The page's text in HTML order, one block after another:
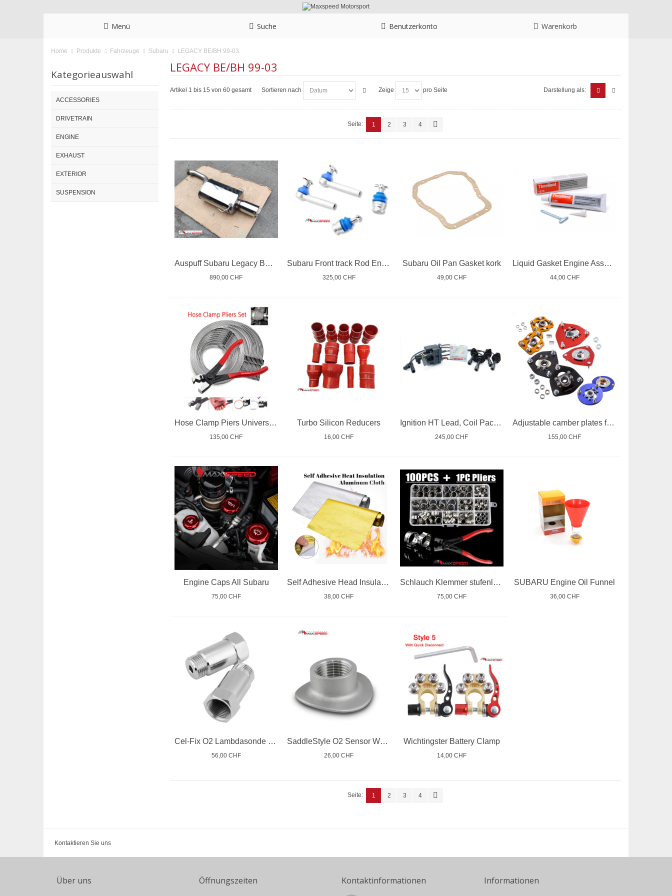
Menü Suche Benutzerkonto Warenkorb
Home Produkte Fahrzeuge Subaru LEGACY BE/BH 99-03
LEGACY BE/BH 99-03
Artikel 1 bis 15 von 60 gesamt Sortieren nach Zeige pro Seite Darstellung als:
Seite: 1 2 3 4
Auspuff Subaru Legacy BH 2.5
890,00 CHF
Subaru Front track Rod Ends Ball Joints
325,00 CHF
Subaru Oil Pan Gasket kork
49,00 CHF
Liquid Gasket Engine Assembly
44,00 CHF
Hose Clamp Piers Universal Set
135,00 CHF
Turbo Silicon Reducers
16,00 CHF
Ignition HT Lead, Coil Pack Impreza GT Forester
245,00 CHF
Adjustable camber plates for coilovers
155,00 CHF
Engine Caps All Subaru
75,00 CHF
Self Adhesive Head Insulation Aluminium Cloth
38,00 CHF
Schlauch Klemmer stufenlose Chromstahl Kit 130
75,00 CHF
SUBARU Engine Oil Funnel
36,00 CHF
Cel-Fix O2 Lambdasonde Simulator
56,00 CHF
SaddleStyle O2 Sensor Weld Bungs
26,00 CHF
Wichtingster Battery Clamp
14,00 CHF
Seite: 1 2 3 4
Kategorieauswahl
ACCESSORIES
DRIVETRAIN
ENGINE
EXHAUST
EXTERIOR
SUSPENSION
Kontaktieren Sie uns
Über uns Öffnungszeiten Kontaktinformationen Informationen